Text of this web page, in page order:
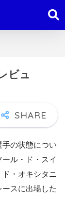
ビュ
の状態につい
ル・ド・スイ
・オキシタニ
スに出場した